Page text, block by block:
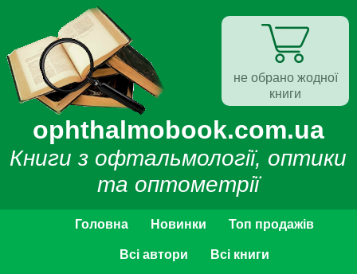
ophthalmobook.com.ua
Книги з офтальмології, оптики
та оптометрії
Головна Новинки Топ продажів
Всі автори Всі книги
не обрано жодної
книги